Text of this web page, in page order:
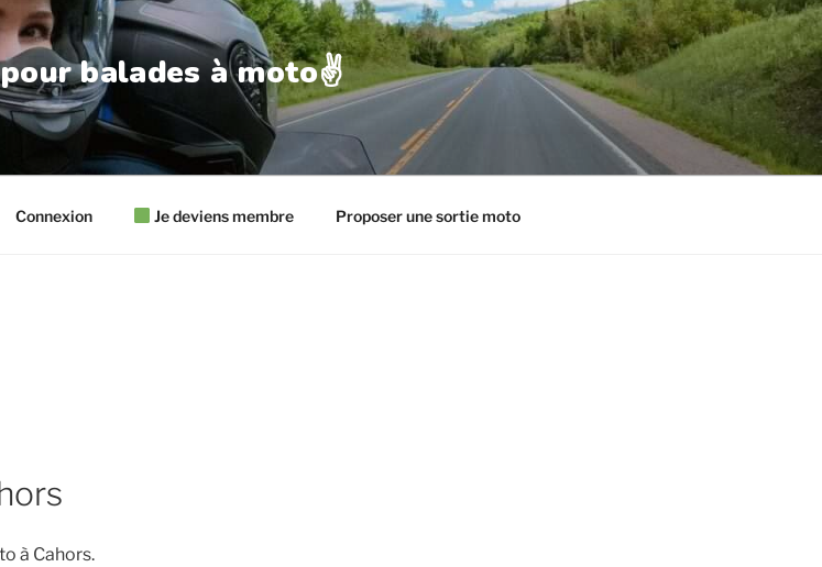
balades à moto✌️
Connexion Je deviens membre Proposer une sortie moto
à Cahors.